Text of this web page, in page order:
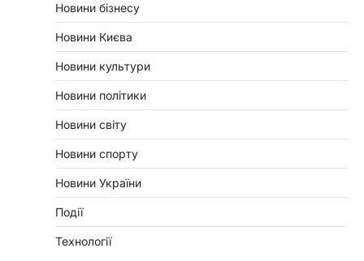
Новини бізнесу
Новини Києва
Новини культури
Новини політики
Новини світу
Новини спорту
Новини України
Події
Технології